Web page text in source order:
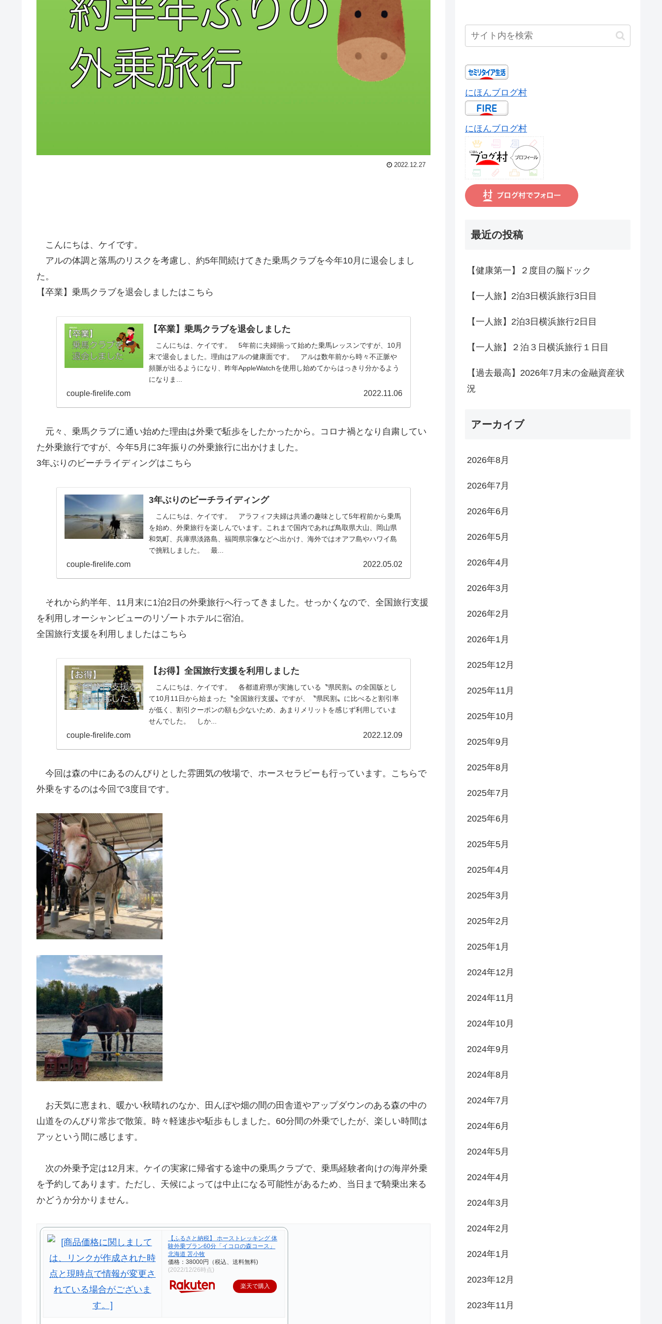
2022.12.27
こんにちは、ケイです。
アルの体調と落馬のリスクを考慮し、約5年間続けてきた乗馬クラブを今年10月に退会しまし
た。
【卒業】乗馬クラブを退会しましたはこちら
【卒業】乗馬クラブを退会しました
こんにちは、ケイです。 5年前に夫婦揃って始めた乗馬レッスンですが、10月
末で退会しました。理由はアルの健康面です。 アルは数年前から時々不正脈や
頻脈が出るようになり、昨年AppleWatchを使用し始めてからはっきり分かるよう
になりま...
couple-firelife.com 2022.11.06
元々、乗馬クラブに通い始めた理由は外乗で駈歩をしたかったから。コロナ禍となり自粛してい
た外乗旅行ですが、今年5月に3年振りの外乗旅行に出かけました。
3年ぶりのビーチライディングはこちら
3年ぶりのビーチライディング
こんにちは、ケイです。 アラフィフ夫婦は共通の趣味として5年程前から乗馬
を始め、外乗旅行を楽しんでいます。これまで国内であれば鳥取県大山、岡山県
和気町、兵庫県淡路島、福岡県宗像などへ出かけ、海外ではオアフ島やハワイ島
で挑戦しました。 最...
couple-firelife.com 2022.05.02
それから約半年、11月末に1泊2日の外乗旅行へ行ってきました。せっかくなので、全国旅行支援
を利用しオーシャンビューのリゾートホテルに宿泊。
全国旅行支援を利用しましたはこちら
【お得】全国旅行支援を利用しました
こんにちは、ケイです。 各都道府県が実施している〝県民割〟の全国版とし
て10月11日から始まった〝全国旅行支援〟ですが、〝県民割〟に比べると割引率
が低く、割引クーポンの額も少ないため、あまりメリットを感じず利用していま
せんでした。 しか...
couple-firelife.com 2022.12.09
今回は森の中にあるのんびりとした雰囲気の牧場で、ホースセラピーも行っています。こちらで
外乗をするのは今回で3度目です。
お天気に恵まれ、暖かい秋晴れのなか、田んぼや畑の間の田舎道やアップダウンのある森の中の
山道をのんびり常歩で散策。時々軽速歩や駈歩もしました。60分間の外乗でしたが、楽しい時間は
アッという間に感じます。
次の外乗予定は12月末。ケイの実家に帰省する途中の乗馬クラブで、乗馬経験者向けの海岸外乗
を予約してあります。ただし、天候によっては中止になる可能性があるため、当日まで騎乗出来る
かどうか分かりません。
【ふるさと納税】 ホーストレッキング 体
験外乗プラン60分「イコロの森コース」
北海道 苫小牧
価格：38000円（税込、送料無料)
(2022/12/26時点)
楽天で購入
にほんブログ村
にほんブログ村
最近の投稿
【健康第一】２度目の脳ドック
【一人旅】2泊3日横浜旅行3日目
【一人旅】2泊3日横浜旅行2日目
【一人旅】２泊３日横浜旅行１日目
【過去最高】2026年7月末の金融資産状
況
アーカイブ
2026年8月
2026年7月
2026年6月
2026年5月
2026年4月
2026年3月
2026年2月
2026年1月
2025年12月
2025年11月
2025年10月
2025年9月
2025年8月
2025年7月
2025年6月
2025年5月
2025年4月
2025年3月
2025年2月
2025年1月
2024年12月
2024年11月
2024年10月
2024年9月
2024年8月
2024年7月
2024年6月
2024年5月
2024年4月
2024年3月
2024年2月
2024年1月
2023年12月
2023年11月